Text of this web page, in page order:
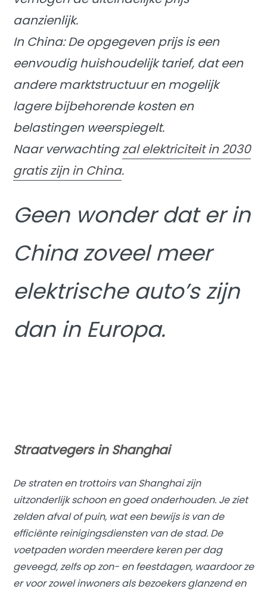
aanzienlijk.
In China: De opgegeven prijs is een
eenvoudig huishoudelijk tarief, dat een
andere marktstructuur en mogelijk
lagere bijbehorende kosten en
belastingen weerspiegelt.
Naar verwachtingzal elektriciteit in 2030
gratis zijn in China.
Geen wonder dat er in
China zoveel meer
elektrische auto’s zijn
dan in Europa.
Straatvegers in Shanghai
De straten en trottoirs van Shanghai zijn
uitzonderlijk schoon en goed onderhouden. Je ziet
zelden afval of puin, wat een bewijs is van de
efficiënte reinigingsdiensten van de stad. De
voetpaden worden meerdere keren per dag
geveegd, zelfs op zon- en feestdagen, waardoor ze
er voor zowel inwoners als bezoekers glanzend en